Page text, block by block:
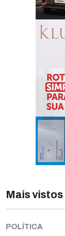
Mais vistos
POLÍTICA